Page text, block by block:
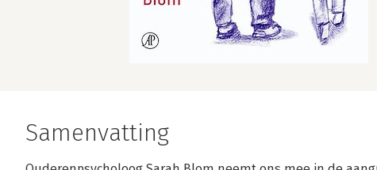
Samenvatting